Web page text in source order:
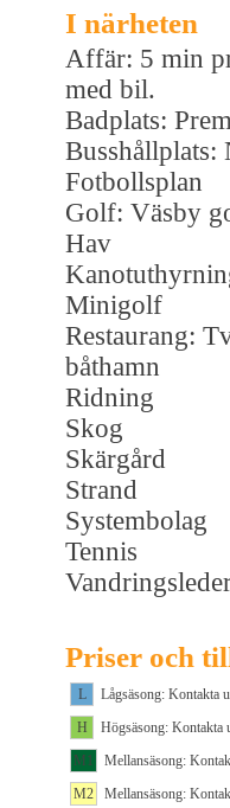
I närheten
Affär: 5 min
med bil.
Badplats:
Busshållplats:
Fotbollsplan
Golf: Väsby
Hav
Minigolf
Restaurang:
båthamn
Ridning
Skog
Skärgård
Strand
Systembolag
Tennis
Priser och
L
Lågsäsong: Kontakta
H
Högsäsong: Kontakta
M1
Mellansäsong:
M2
Mellansäsong: